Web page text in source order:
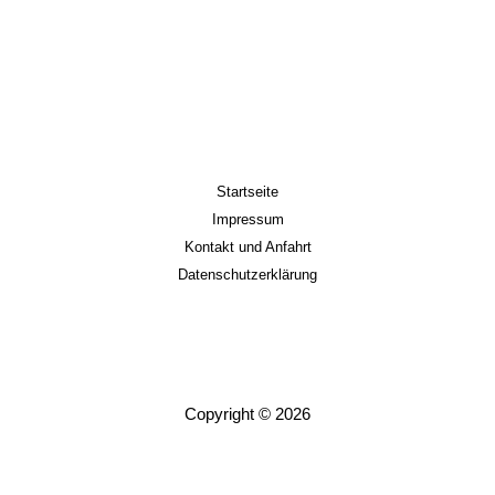
Startseite
Impressum
Kontakt und Anfahrt
Datenschutzerklärung
Copyright © 2026